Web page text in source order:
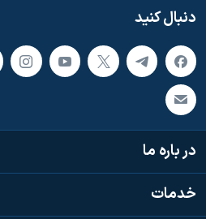
دنبال کنید
در باره ما
خدمات